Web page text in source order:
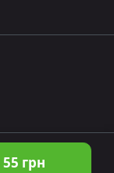
55 грн